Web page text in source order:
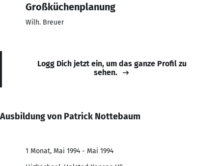
Großküchenplanung
Wilh. Breuer
Logg Dich jetzt ein, um das ganze Profil zu
sehen.
Ausbildung von Patrick Nottebaum
1 Monat, Mai 1994 - Mai 1994